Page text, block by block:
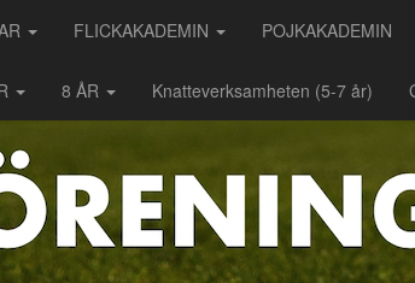
FLICKAKADEMIN POJKAKADEMIN
8 ÅR Knatteverksamheten (5-7 år)